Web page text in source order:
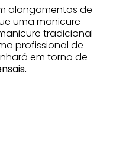
alongamentos de
uma manicure
tradicional
profissional de
em torno de